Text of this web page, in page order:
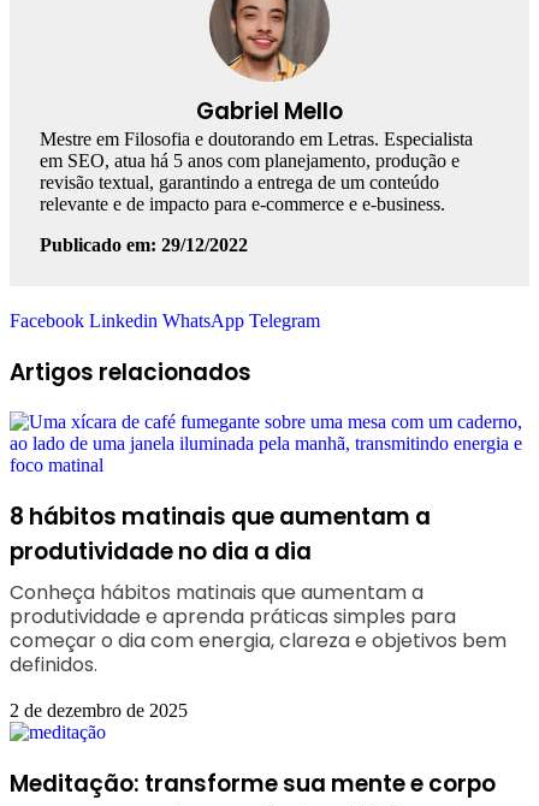
Gabriel Mello
Mestre em Filosofia e doutorando em Letras. Especialista
em SEO, atua há 5 anos com planejamento, produção e
revisão textual, garantindo a entrega de um conteúdo
relevante e de impacto para e-commerce e e-business.
Publicado em: 29/12/2022
Facebook Linkedin WhatsApp Telegram
Artigos relacionados
8 hábitos matinais que aumentam a
produtividade no dia a dia
Conheça hábitos matinais que aumentam a
produtividade e aprenda práticas simples para
começar o dia com energia, clareza e objetivos bem
definidos.
2 de dezembro de 2025
Meditação: transforme sua mente e corpo